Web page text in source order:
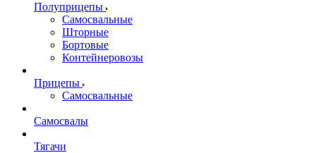
Полуприцепы
Самосвальные
Шторные
Бортовые
Контейнеровозы
Прицепы
Самосвальные
Самосвалы
Тягачи